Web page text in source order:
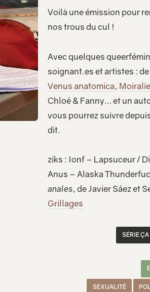
Voilà une émission pour
nos trous du cul !
Avec quelques
soignant.es et artistes : de
Venus anatomica,
Chloé & Fanny… et un
vous pourrez suivre
dit.
ziks : Ionf – Lapsuceur /
Anus – Alaska
anales, de Javier Sáez et
Grillages
SÉRIE
SEXUALITÉ